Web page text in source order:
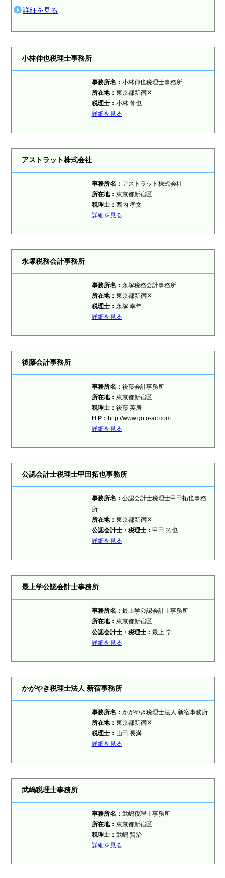
詳細を見る
小林伸也税理士事務所
事務所名： 小林伸也税理士事務所
所在地： 東京都新宿区
税理士： 小林 伸也
詳細を見る
アストラット株式会社
事務所名： アストラット株式会社
所在地： 東京都新宿区
税理士： 西内 孝文
詳細を見る
永塚税務会計事務所
事務所名： 永塚税務会計事務所
所在地： 東京都新宿区
税理士： 永塚 幸年
詳細を見る
後藤会計事務所
事務所名： 後藤会計事務所
所在地： 東京都新宿区
税理士： 後藤 英房
H P： http://www.goto-ac.com
詳細を見る
公認会計士税理士甲田拓也事務所
事務所名： 公認会計士税理士甲田拓也事務
所
所在地： 東京都新宿区
公認会計士・税理士： 甲田 拓也
詳細を見る
最上学公認会計士事務所
事務所名： 最上学公認会計士事務所
所在地： 東京都新宿区
公認会計士・税理士： 最上 学
詳細を見る
かがやき税理士法人 新宿事務所
事務所名： かがやき税理士法人 新宿事務所
所在地： 東京都新宿区
税理士： 山田 長満
詳細を見る
武嶋税理士事務所
事務所名： 武嶋税理士事務所
所在地： 東京都新宿区
税理士： 武嶋 賢治
詳細を見る